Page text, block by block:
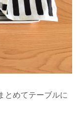
とめてテーブルに